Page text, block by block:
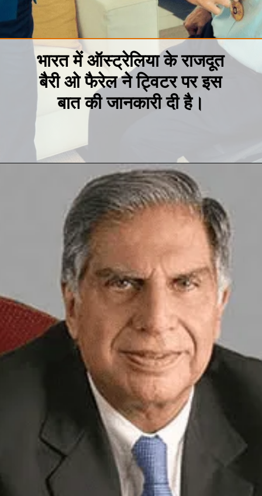
भारत में ऑस्ट्रेलिया के राजदूत
बैरी ओ फैरेल ने ट्विटर पर इस
बात की जानकारी दी है।